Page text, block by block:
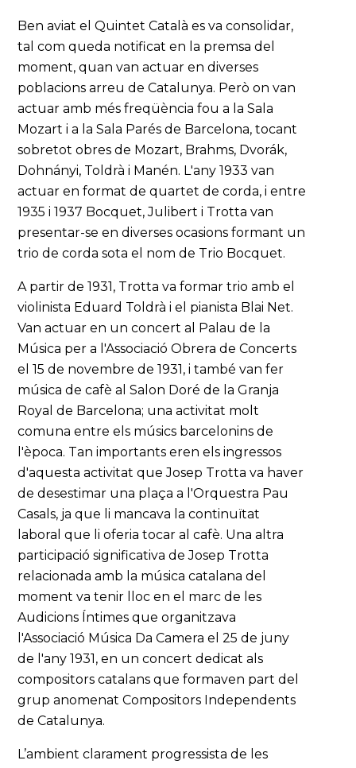
Ben aviat el Quintet Català es va consolidar,
tal com queda notificat en la premsa del
moment, quan van actuar en diverses
poblacions arreu de Catalunya. Però on van
actuar amb més freqüència fou a la Sala
Mozart i a la Sala Parés de Barcelona, tocant
sobretot obres de Mozart, Brahms, Dvorák,
Dohnányi, Toldrà i Manén. L'any 1933 van
actuar en format de quartet de corda, i entre
1935 i 1937 Bocquet, Julibert i Trotta van
presentar-se en diverses ocasions formant un
trio de corda sota el nom de Trio Bocquet.
A partir de 1931, Trotta va formar trio amb el
violinista Eduard Toldrà i el pianista Blai Net.
Van actuar en un concert al Palau de la
Música per a l'Associació Obrera de Concerts
el 15 de novembre de 1931, i també van fer
música de cafè al Salon Doré de la Granja
Royal de Barcelona; una activitat molt
comuna entre els músics barcelonins de
l'època. Tan importants eren els ingressos
d'aquesta activitat que Josep Trotta va haver
de desestimar una plaça a l'Orquestra Pau
Casals, ja que li mancava la continuïtat
laboral que li oferia tocar al cafè. Una altra
participació significativa de Josep Trotta
relacionada amb la música catalana del
moment va tenir lloc en el marc de les
Audicions Íntimes que organitzava
l'Associació Música Da Camera el 25 de juny
de l'any 1931, en un concert dedicat als
compositors catalans que formaven part del
grup anomenat Compositors Independents
de Catalunya.
L’ambient clarament progressista de les